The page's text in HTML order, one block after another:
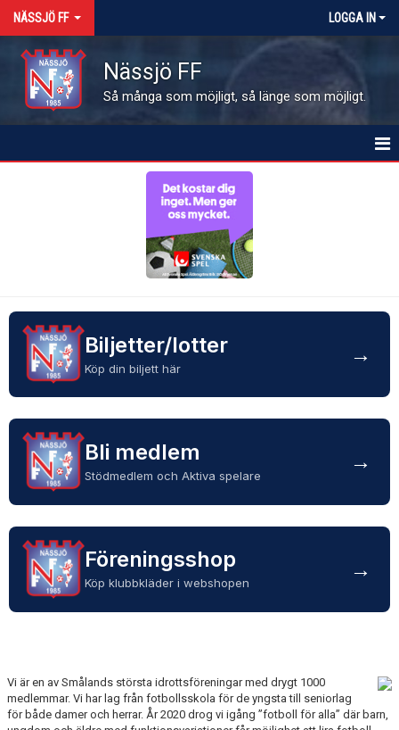
NÄSSJÖ FF LOGGA IN
Nässjö FF
Så många som möjligt, så länge som möjligt.
KALENDER
MATCHER
VÅRA LAG/TRÄNARE - KONTAKTUPPGIFTER
ORGANISATION
DOKUMENT
Biljetter/lotter
Köp din biljett här
→
Bli medlem
Stödmedlem och Aktiva spelare
→
Föreningsshop
Köp klubbkläder i webshopen
→
Vi är en av Smålands största idrottsföreningar med drygt 1000
medlemmar. Vi har lag från fotbollsskola för de yngsta till seniorlag
för både damer och herrar. År 2020 drog vi igång ”fotboll för alla” där barn,